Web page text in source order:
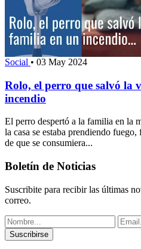
Social • 03 May 2024
Rolo, el perro que salvó la
incendio
El perro despertó a la familia en la
la casa se estaba prendiendo
de que se consumiera...
Boletín de Noticias
Suscribite para recibir las últimas
correo.
Suscribirse